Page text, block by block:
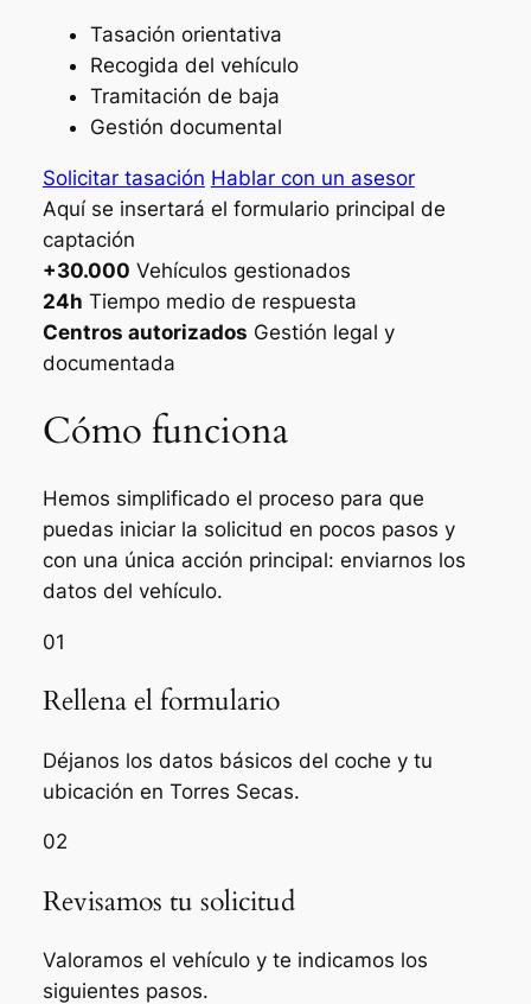
Tasación orientativa
Recogida del vehículo
Tramitación de baja
Gestión documental
Solicitar tasación Hablar con un asesor
Aquí se insertará el formulario principal de
captación
+30.000 Vehículos gestionados
24h Tiempo medio de respuesta
Centros autorizados Gestión legal y
documentada
Cómo funciona
Hemos simplificado el proceso para que
puedas iniciar la solicitud en pocos pasos y
con una única acción principal: enviarnos los
datos del vehículo.
01
Rellena el formulario
Déjanos los datos básicos del coche y tu
ubicación en Torres Secas.
02
Revisamos tu solicitud
Valoramos el vehículo y te indicamos los
siguientes pasos.